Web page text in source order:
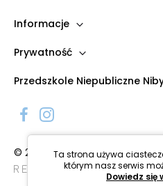
Informacje
Prywatność
Przedszkole Niepubliczne
© 2023 Przedszkole
Ta strona używa
którym nasz serwis
Dowiedz się